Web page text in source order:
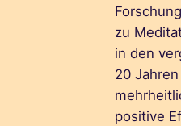
zu
in den
20 Jahren
positive